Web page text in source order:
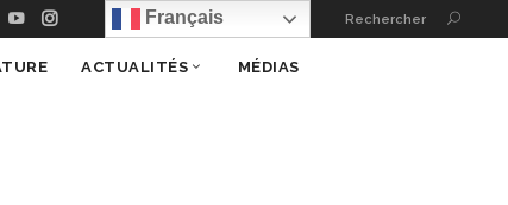
Français Rechercher
ACTUALITÉS MÉDIAS